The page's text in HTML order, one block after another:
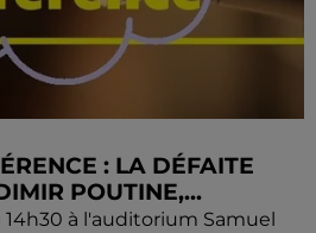
: LA DÉFAITE
POUTINE,...
14h30 à l'auditorium Samuel